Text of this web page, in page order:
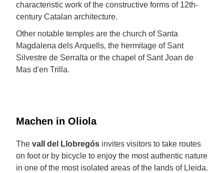
characteristic work of the constructive forms of 12th-
century Catalan architecture.
Other notable temples are the church of Santa
Magdalena dels Arquells, the hermitage of Sant
Silvestre de Serralta or the chapel of Sant Joan de
Mas d'en Trilla.
Machen in Oliola
The vall del Llobregós invites visitors to take routes
on foot or by bicycle to enjoy the most authentic nature
in one of the most isolated areas of the lands of Lleida.